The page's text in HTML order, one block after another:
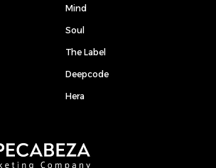
Mind
Soul
The Label
Deepcode
Hera